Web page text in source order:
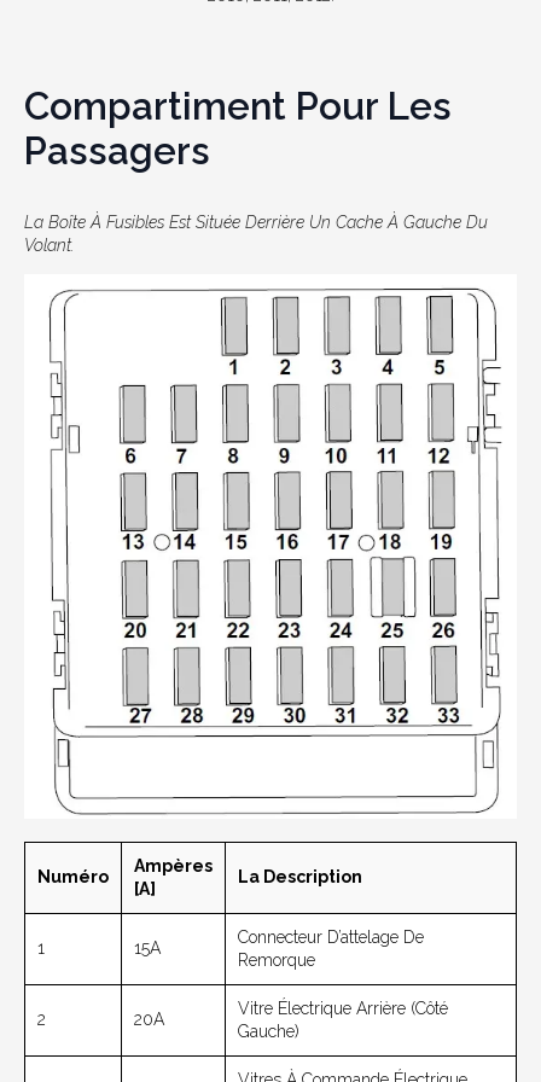
Compartiment Pour Les
Passagers
La Boîte À Fusibles Est Située Derrière Un Cache À Gauche Du
Volant.
Numéro
Ampères
[A]
La Description
1 15A
Connecteur D’attelage De
Remorque
2 20A
Vitre Électrique Arrière (côté
Gauche)